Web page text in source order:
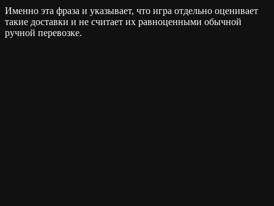
Именно эта фраза и указывает, что игра отдельно оценивает
такие доставки и не считает их равноценными обычной
ручной перевозке.